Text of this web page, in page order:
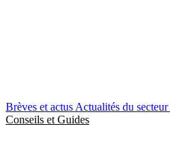
Brèves et actus Actualités du secteur
Conseils et Guides